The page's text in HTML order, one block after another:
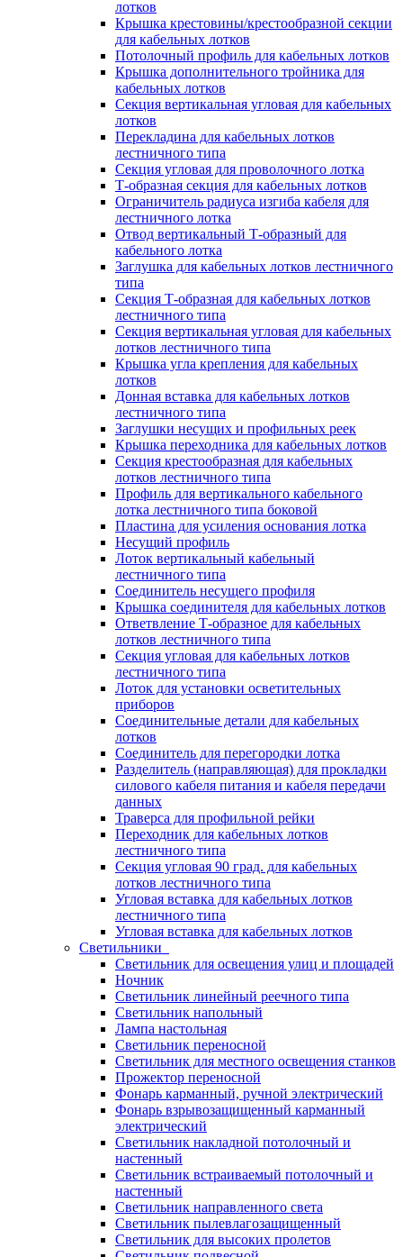
лотков
Крышка крестовины/крестообразной секции
для кабельных лотков
Потолочный профиль для кабельных лотков
Крышка дополнительного тройника для
кабельных лотков
Секция вертикальная угловая для кабельных
лотков
Перекладина для кабельных лотков
лестничного типа
Секция угловая для проволочного лотка
Т-образная секция для кабельных лотков
Ограничитель радиуса изгиба кабеля для
лестничного лотка
Отвод вертикальный Т-образный для
кабельного лотка
Заглушка для кабельных лотков лестничного
типа
Секция Т-образная для кабельных лотков
лестничного типа
Секция вертикальная угловая для кабельных
лотков лестничного типа
Крышка угла крепления для кабельных
лотков
Донная вставка для кабельных лотков
лестничного типа
Заглушки несущих и профильных реек
Крышка переходника для кабельных лотков
Секция крестообразная для кабельных
лотков лестничного типа
Профиль для вертикального кабельного
лотка лестничного типа боковой
Пластина для усиления основания лотка
Несущий профиль
Лоток вертикальный кабельный
лестничного типа
Соединитель несущего профиля
Крышка соединителя для кабельных лотков
Ответвление Т-образное для кабельных
лотков лестничного типа
Секция угловая для кабельных лотков
лестничного типа
Лоток для установки осветительных
приборов
Соединительные детали для кабельных
лотков
Соединитель для перегородки лотка
Разделитель (направляющая) для прокладки
силового кабеля питания и кабеля передачи
данных
Траверса для профильной рейки
Переходник для кабельных лотков
лестничного типа
Секция угловая 90 град. для кабельных
лотков лестничного типа
Угловая вставка для кабельных лотков
лестничного типа
Угловая вставка для кабельных лотков
Светильники
Светильник для освещения улиц и площадей
Ночник
Светильник линейный реечного типа
Светильник напольный
Лампа настольная
Светильник переносной
Светильник для местного освещения станков
Прожектор переносной
Фонарь карманный, ручной электрический
Фонарь взрывозащищенный карманный
электрический
Светильник накладной потолочный и
настенный
Светильник встраиваемый потолочный и
настенный
Светильник направленного света
Светильник пылевлагозащищенный
Светильник для высоких пролетов